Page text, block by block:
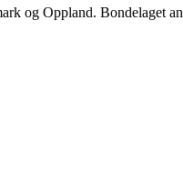
og Oppland. Bondelaget